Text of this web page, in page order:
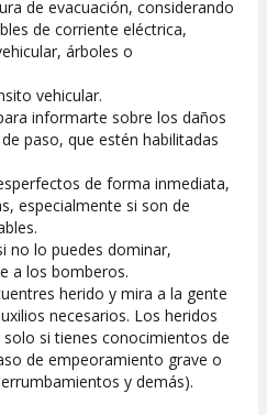
de evacuación, considerando
de corriente eléctrica,
árboles o
vehicular.
informarte sobre los daños
paso, que estén habilitadas
de forma inmediata,
especialmente si son de
no lo puedes dominar,
a los bomberos.
herido y mira a la gente
necesarios. Los heridos
si tienes conocimientos de
de empeoramiento grave o
y demás).